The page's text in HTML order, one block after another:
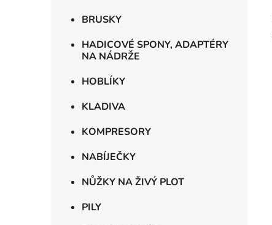
BRUSKY
HADICOVÉ SPONY, ADAPTÉRY
NA NÁDRŽE
HOBLÍKY
KLADIVA
KOMPRESORY
NABÍJEČKY
NŮŽKY NA ŽIVÝ PLOT
PILY